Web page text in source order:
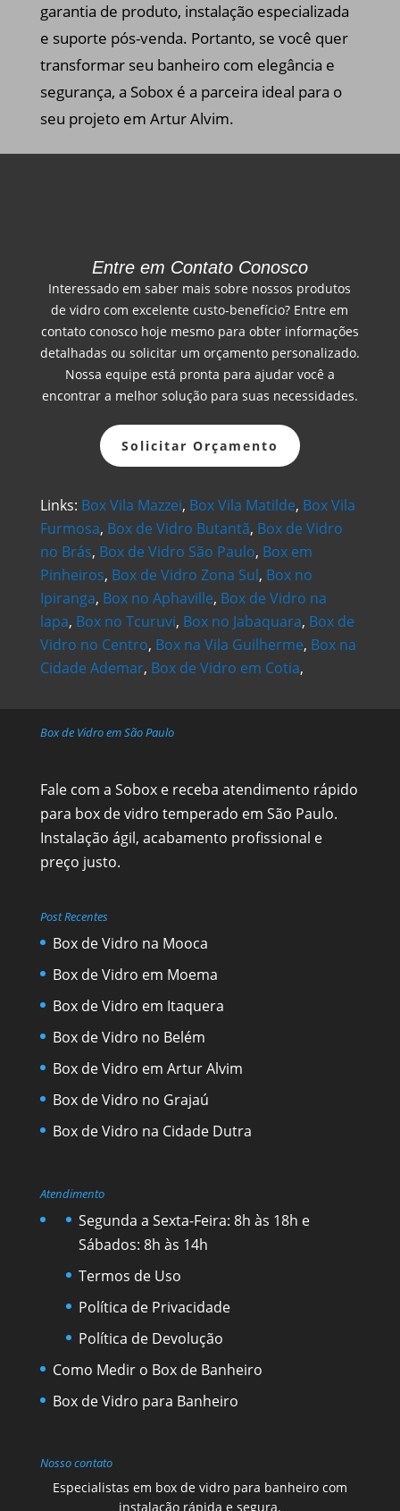
garantia de produto, instalação especializada
e suporte pós-venda. Portanto, se você quer
transformar seu banheiro com elegância e
segurança, a Sobox é a parceira ideal para o
seu projeto em Artur Alvim.
Entre em Contato Conosco
Interessado em saber mais sobre nossos produtos
de vidro com excelente custo-benefício? Entre em
contato conosco hoje mesmo para obter informações
detalhadas ou solicitar um orçamento personalizado.
Nossa equipe está pronta para ajudar você a
encontrar a melhor solução para suas necessidades.
Solicitar Orçamento
Links: Box Vila Mazzei, Box Vila Matilde, Box Vila
Furmosa, Box de Vidro Butantã, Box de Vidro
no Brás, Box de Vidro São Paulo, Box em
Pinheiros, Box de Vidro Zona Sul, Box no
Ipiranga, Box no Aphaville, Box de Vidro na
lapa, Box no Tcuruvi, Box no Jabaquara, Box de
Vidro no Centro, Box na Vila Guilherme, Box na
Cidade Ademar, Box de Vidro em Cotia,
Box de Vidro em São Paulo
Fale com a Sobox e receba atendimento rápido
para box de vidro temperado em São Paulo.
Instalação ágil, acabamento profissional e
preço justo.
Post Recentes
Box de Vidro na Mooca
Box de Vidro em Moema
Box de Vidro em Itaquera
Box de Vidro no Belém
Box de Vidro em Artur Alvim
Box de Vidro no Grajaú
Box de Vidro na Cidade Dutra
Atendimento
Segunda a Sexta-Feira: 8h às 18h e
Sábados: 8h às 14h
Termos de Uso
Política de Privacidade
Política de Devolução
Como Medir o Box de Banheiro
Box de Vidro para Banheiro
Nosso contato
Especialistas em box de vidro para banheiro com
instalação rápida e segura.